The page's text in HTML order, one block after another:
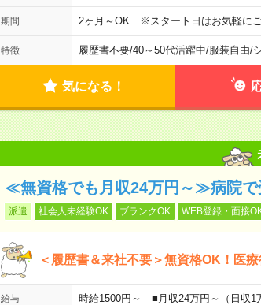
期間 2ヶ月～OK ※スタート日はお気軽にご
特徴 履歴書不要/40～50代活躍中/服装自由/
気になる！
≪無資格でも月収24万円～≫病院で
派遣 社会人未経験OK ブランクOK WEB登録・面接
＜履歴書＆来社不要＞無資格OK！医
給与 時給1500円～ ■月収24万円～（日収1